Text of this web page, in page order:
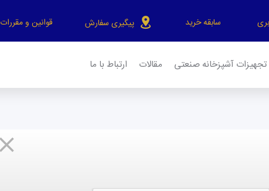
سابقه خرید پیگیری سفارش قوانین ومقررات
تجهیزات آشپزخانه صنعتی مقالات ارتباط با ما